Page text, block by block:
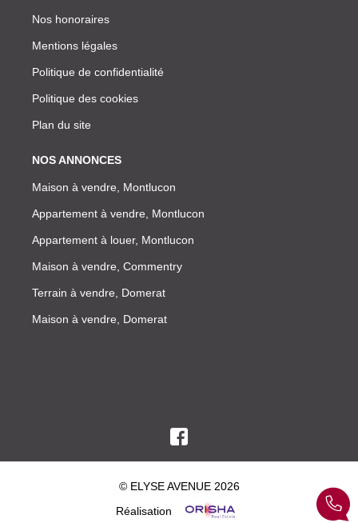
Nos honoraires
Mentions légales
Politique de confidentialité
Politique des cookies
Plan du site
NOS ANNONCES
Maison à vendre, Montlucon
Appartement à vendre, Montlucon
Appartement à louer, Montlucon
Maison à vendre, Commentry
Terrain à vendre, Domerat
Maison à vendre, Domerat
© ELYSE AVENUE 2026
Réalisation